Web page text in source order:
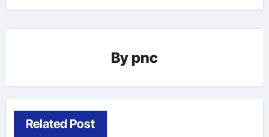
By pnc
Related Post